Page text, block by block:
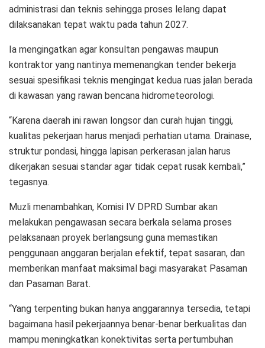
administrasi dan teknis sehingga proses lelang dapat
dilaksanakan tepat waktu pada tahun 2027.
Ia mengingatkan agar konsultan pengawas maupun
kontraktor yang nantinya memenangkan tender bekerja
sesuai spesifikasi teknis mengingat kedua ruas jalan berada
di kawasan yang rawan bencana hidrometeorologi.
“Karena daerah ini rawan longsor dan curah hujan tinggi,
kualitas pekerjaan harus menjadi perhatian utama. Drainase,
struktur pondasi, hingga lapisan perkerasan jalan harus
dikerjakan sesuai standar agar tidak cepat rusak kembali,”
tegasnya.
Muzli menambahkan, Komisi IV DPRD Sumbar akan
melakukan pengawasan secara berkala selama proses
pelaksanaan proyek berlangsung guna memastikan
penggunaan anggaran berjalan efektif, tepat sasaran, dan
memberikan manfaat maksimal bagi masyarakat Pasaman
dan Pasaman Barat.
“Yang terpenting bukan hanya anggarannya tersedia, tetapi
bagaimana hasil pekerjaannya benar-benar berkualitas dan
mampu meningkatkan konektivitas serta pertumbuhan